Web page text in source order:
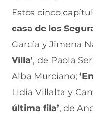
Estos cinco
casa de los
García y Jimena
Villa’, de Paola
Alba Murciano;
Lidia Villalta y
última fila’, de